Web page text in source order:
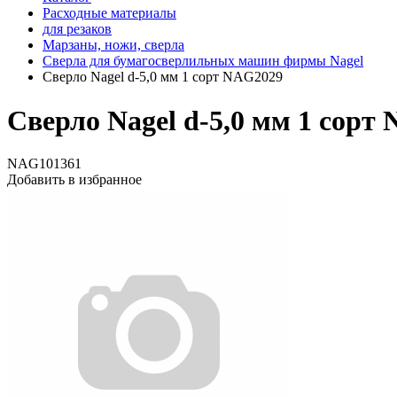
Расходные материалы
для резаков
Марзаны, ножи, сверла
Сверла для бумагосверлильных машин фирмы Nagel
Сверло Nagel d-5,0 мм 1 сорт NAG2029
Сверло Nagel d-5,0 мм 1 сорт
NAG101361
Добавить в избранное